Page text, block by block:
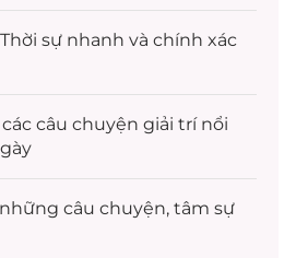
Thời sự nhanh và chính xác
câu chuyện giải trínổi
câu chuyện, tâm sự